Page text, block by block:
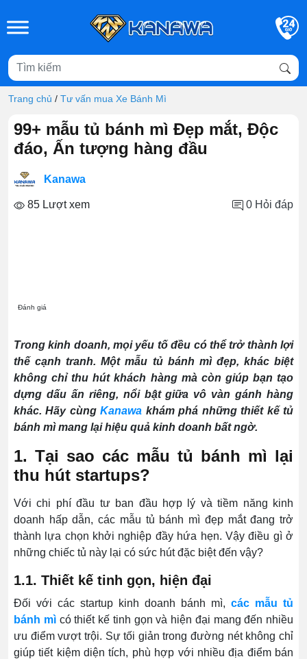
Trang chủ / Tư vấn mua Xe Bánh Mì
99+ mẫu tủ bánh mì Đẹp mắt, Độc
đáo, Ấn tượng hàng đầu
Kanawa
85 Lượt xem 0 Hỏi đáp
Đánh giá
Trong kinh doanh, mọi yếu tố đều có thể trở thành lợi
thế cạnh tranh. Một mẫu tủ bánh mì đẹp, khác biệt
không chỉ thu hút khách hàng mà còn giúp bạn tạo
dựng dấu ấn riêng, nổi bật giữa vô vàn gánh hàng
khác. Hãy cùngKanawa khám phá những thiết kế tủ
bánh mì mang lại hiệu quả kinh doanh bất ngờ.
1. Tại sao các mẫu tủ bánh mì lại
thu hút startups?
Với chi phí đầu tư ban đầu hợp lý và tiềm năng kinh
doanh hấp dẫn, các mẫu tủ bánh mì đẹp mắt đang trở
thành lựa chọn khởi nghiệp đầy hứa hẹn. Vậy điều gì ở
những chiếc tủ này lại có sức hút đặc biệt đến vậy?
1.1. Thiết kế tinh gọn, hiện đại
Đối với các startup kinh doanh bánh mì, các mẫu tủ
bánh mìcó thiết kế tinh gọn và hiện đại mang đến nhiều
ưu điểm vượt trội. Sự tối giản trong đường nét không chỉ
giúp tiết kiệm diện tích, phù hợp với nhiều địa điểm bán